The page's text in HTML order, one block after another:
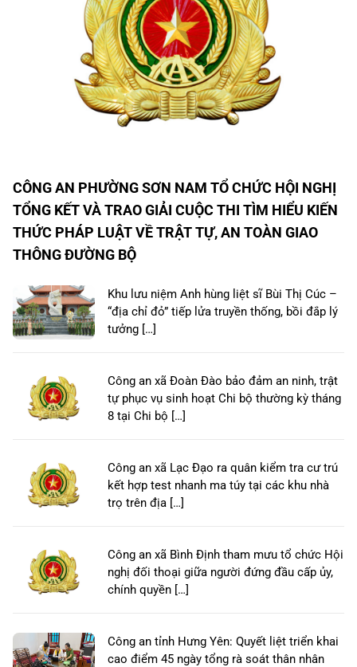
CÔNG AN PHƯỜNG SƠN NAM TỔ CHỨC HỘI NGHỊ
TỔNG KẾT VÀ TRAO GIẢI CUỘC THI TÌM HIỂU KIẾN
THỨC PHÁP LUẬT VỀ TRẬT TỰ, AN TOÀN GIAO
THÔNG ĐƯỜNG BỘ
Khu lưu niệm Anh hùng liệt sĩ Bùi Thị Cúc –
“địa chỉ đỏ” tiếp lửa truyền thống, bồi đắp lý
tưởng […]
Công an xã Đoàn Đào bảo đảm an ninh, trật
tự phục vụ sinh hoạt Chi bộ thường kỳ tháng
8 tại Chi bộ […]
Công an xã Lạc Đạo ra quân kiểm tra cư trú
kết hợp test nhanh ma túy tại các khu nhà
trọ trên địa […]
Công an xã Bình Định tham mưu tổ chức Hội
nghị đối thoại giữa người đứng đầu cấp ủy,
chính quyền […]
Công an tỉnh Hưng Yên: Quyết liệt triển khai
cao điểm 45 ngày tổng rà soát thân nhân